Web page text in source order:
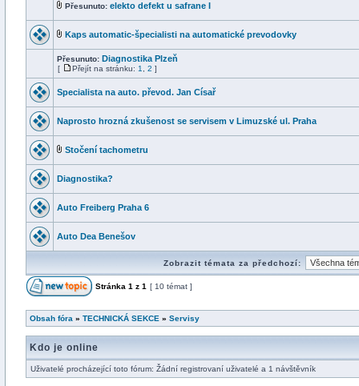
Přesunuto: elekto defekt u safrane I
Kaps automatic-špecialisti na automatické prevodovky
Přesunuto: Diagnostika Plzeň
[ Přejít na stránku: 1 2 ]
Specialista na auto. převod. Jan Císař
Naprosto hrozná zkušenost se servisem v Limuzské ul. Praha
Stočení tachometru
Diagnostika?
Auto Freiberg Praha 6
Auto Dea Benešov
Zobrazit témata za předchozí:
Stránka 1 z 1 [ 10 témat ]
Obsah fóra » TECHNICKÁ SEKCE » Servisy
Kdo je online
Uživatelé procházející toto fórum: Žádní registrovaní uživatelé a 1 návštěvník